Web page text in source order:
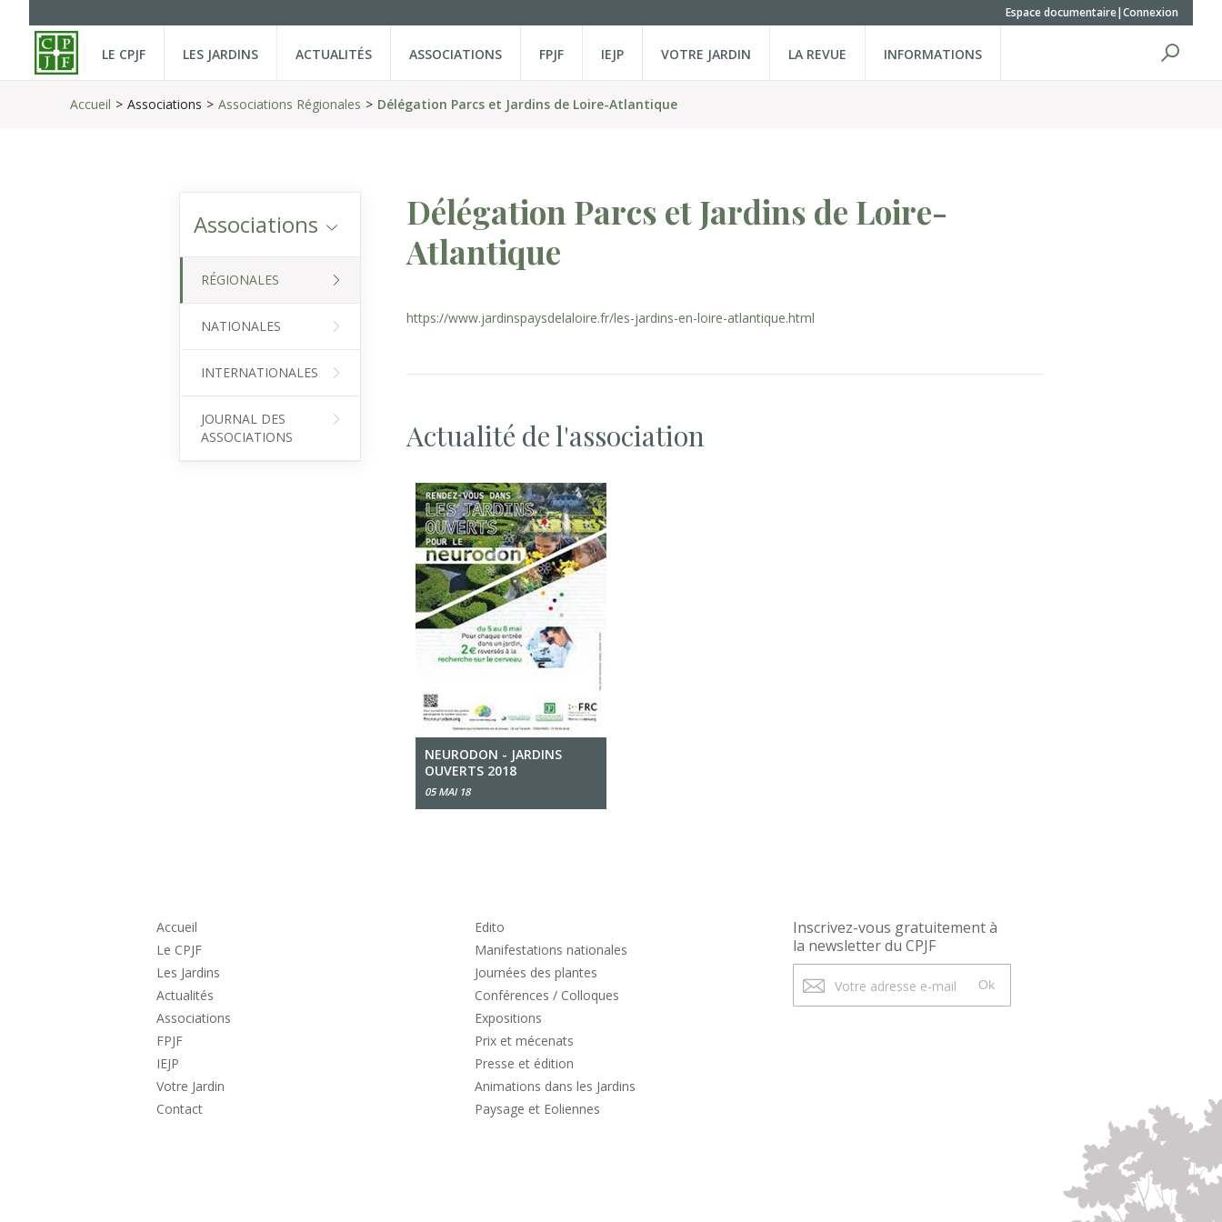
Espace documentaire Connexion
LE CPJF LES JARDINS ACTUALITÉS ASSOCIATIONS FPJF IEJP VOTRE JARDIN LA REVUE INFORMATIONS
Accueil Associations Associations Régionales Délégation Parcs et Jardins de Loire-Atlantique
Associations
RÉGIONALES
NATIONALES
INTERNATIONALES
JOURNAL DES
ASSOCIATIONS
Délégation Parcs et Jardins de Loire-
Atlantique
https://www.jardinspaysdelaloire.fr/les-jardins-en-loire-atlantique.html
Actualité de l'association
NEURODON - JARDINS
OUVERTS 2018
05 MAI 18
Accueil
Le CPJF
Les Jardins
Actualités
Associations
FPJF
IEJP
Votre Jardin
Contact
Edito
Manifestations nationales
Journées des plantes
Conférences / Colloques
Expositions
Prix et mécenats
Presse et édition
Animations dans les Jardins
Paysage et Eoliennes
Inscrivez-vous gratuitement à
la newsletter du CPJF
Ok